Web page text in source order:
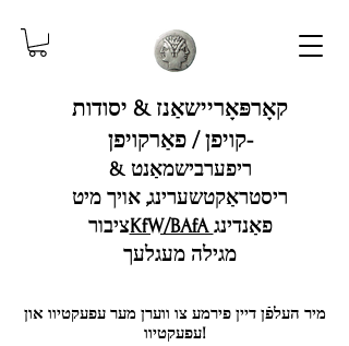
קאָרפּאָריישאַנז & יסודות
-קויפן / פאַרקויפן
ריפערבישמאַנט &
ריסטראַקטשערינג, אויך מיט
ציבורKfW/BAfAפאַנדינג
מגילה מעגלעך
מיר העלפֿן דיין פירמע צו ווערן מער עפעקטיוו און
עפעקטיוו!